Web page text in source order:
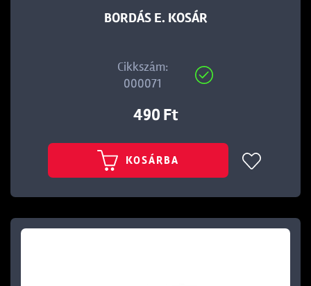
BORDÁS E. KOSÁR
Cikkszám:
000071
490 Ft
KOSÁRBA